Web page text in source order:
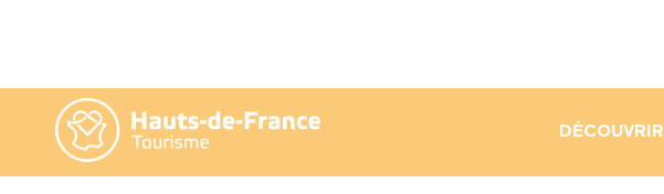
contenu
principal
DÉCOUVRIR